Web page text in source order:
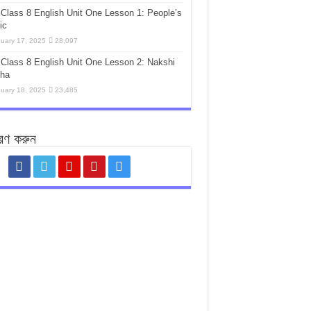
Class 8 English Unit One Lesson 1: People’s
17, 2025 28,097
Class 8 English Unit One Lesson 2: Nakshi
18, 2025 23,485
করুন